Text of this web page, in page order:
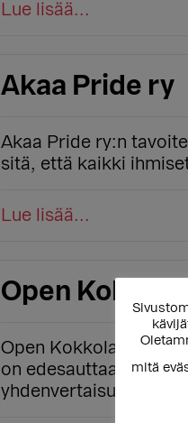
Lue lisää...
Akaa Pride ry
Akaa Pride ry:n
sitä, että kaikki
Lue lisää...
Open Kokkola
Open Kokkola ry:n
on edesauttaa ja
yhdenvertaisuutta ja
mitä